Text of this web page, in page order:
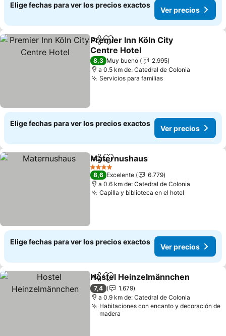
Elige fechas para ver los precios exactos
Ver precios
CompartirAgregar a favoritos
Premier Inn Köln City
Centre Hotel
8,3 Muy bueno
2.995
a 0.5 km de: Catedral de Colonia
Servicios para familias
Elige fechas para ver los precios exactos
Ver precios
CompartirAgregar a favoritos
Maternushaus
4 Estrellas
8,6 Excelente
6.779
a 0.6 km de: Catedral de Colonia
Capilla y biblioteca en el hotel
Elige fechas para ver los precios exactos
Ver precios
CompartirAgregar a favoritos
Hostel Heinzelmännchen
7,4
1.679
a 0.9 km de: Catedral de Colonia
Habitaciones con encanto y decoración de
madera